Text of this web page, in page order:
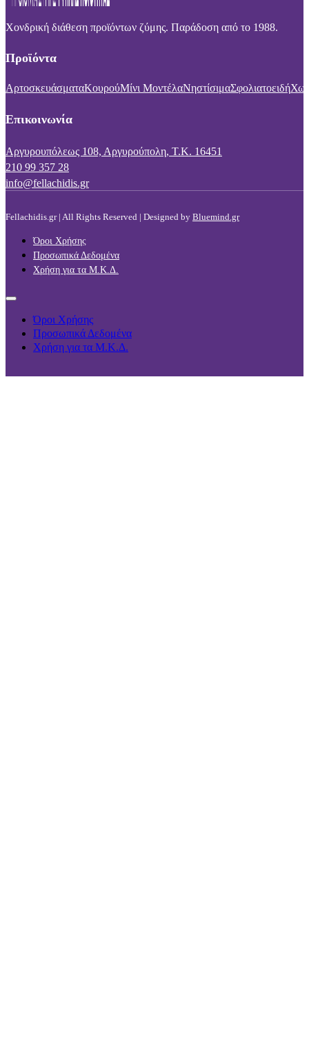
Χονδρική διάθεση προϊόντων ζύμης. Παράδοση από το 1988.
Προϊόντα
ΑρτοσκευάσματαΚουρούΜίνι ΜοντέλαΝηστίσιμαΣφολιατοειδή
Επικοινωνία
Αργυρουπόλεως 108, Αργυρούπολη, Τ.Κ. 16451
210 99 357 28
info@fellachidis.gr
Fellachidis.gr | All Rights Reserved | Designed by Bluemind.gr
Όροι Χρήσης
Προσωπικά Δεδομένα
Χρήση για τα Μ.Κ.Δ.
Όροι Χρήσης
Προσωπικά Δεδομένα
Χρήση για τα Μ.Κ.Δ.